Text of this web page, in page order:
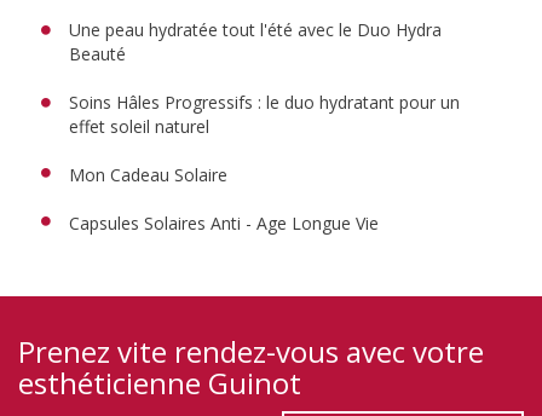
Une peau hydratée tout l'été avec le Duo Hydra
Beauté
Soins Hâles Progressifs : le duo hydratant pour un
effet soleil naturel
Mon Cadeau Solaire
Capsules Solaires Anti - Age Longue Vie
Prenez vite rendez-vous avec votre
esthéticienne Guinot